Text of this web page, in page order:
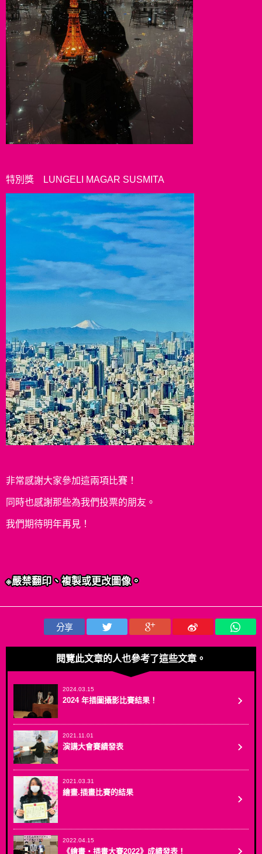
特別獎 LUNGELI MAGAR SUSMITA
非常感謝大家參加這兩項比賽！
同時也感謝那些為我們投票的朋友。
我們期待明年再見！
※嚴禁翻印、複製或更改圖像。
分享
閱覽此文章的人也參考了這些文章。
2024.03.15
2024 年插圖攝影比賽結果！
2021.11.01
演講大會賽績發表
2021.03.31
繪畫.插畫比賽的結果
2022.04.15
《繪畫・插畫大賽2022》成績發表！